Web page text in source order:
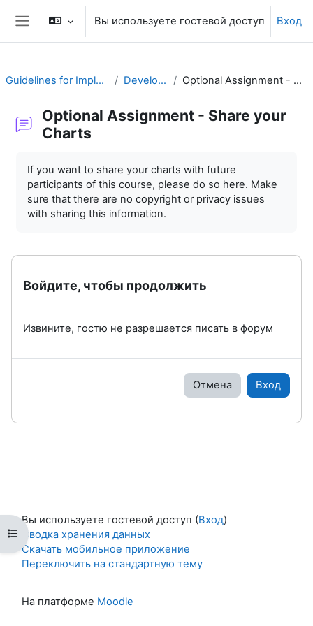
Перейти к основному содержанию
Боковая панель
Вы используете гостевой доступ Вход
Открыть оглавление курса
Guidelines for Implementing CAP Develop a Plan Optional Assignment - Share your Charts
Optional Assignment - Share your
Charts
If you want to share your charts with future
participants of this course, please do so here. Make
sure that there are no copyright or privacy issues
with sharing this information.
Войдите, чтобы продолжить
Извините, гостю не разрешается писать в форум
Отмена Вход
Вы используете гостевой доступ (Вход)
Сводка хранения данных
Скачать мобильное приложение
Переключить на стандартную тему
На платформе Moodle